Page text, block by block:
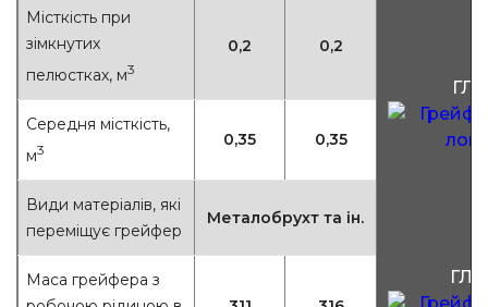
ГЛ-1
ГЛ-
Місткість при
зімкнутих
пелюстках, м3
0,2 0,2
Середня місткість,
м3
0,35 0,35
Види матеріалів, які
переміщує грейфер
Металобрухт та ін.
Маса грейфера з